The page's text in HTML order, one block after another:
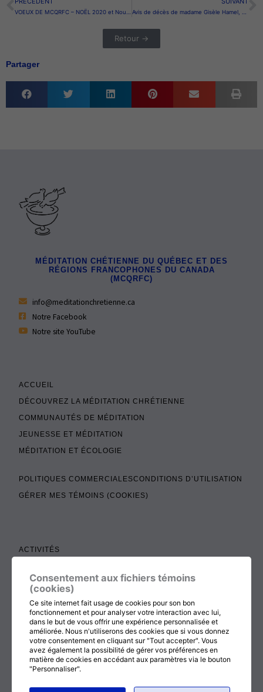
Précédent VOEUX DE MCQRFC – NOËL 2020 et Nouvelle année 2021 Avis de décès de madame Gisèle Hamel, méditante de Québec
Retour →
Partager
MÉDITATION CHÉTIENNE DU QUÉBEC ET DES
RÉGIONS FRANCOPHONES DU CANADA
(MCQRFC)
info@meditationchretienne.ca
Notre Facebook
Notre site YouTube
ACCUEIL
DÉCOUVREZ LA MÉDITATION CHRÉTIENNE
COMMUNAUTÉS DE MÉDITATION
JEUNESSE ET MÉDITATION
MÉDITATION ET ÉCOLOGIE
POLITIQUES COMMERCIALESCONDITIONS D’UTILISATION
GÉRER MES TÉMOINS (COOKIES)
ACTIVITÉS
ADMINISTRATION
BOUTIQUE
COTISATION, RENOUVELLEMENT ET ÉCHOS
DON
CONTACTEZ-NOUS
Consentement aux fichiers témoins
(cookies)
Ce site internet fait usage de cookies pour son bon
fonctionnement et pour analyser votre interaction avec lui,
dans le but de vous offrir une expérience personnalisée et
améliorée. Nous n'utiliserons des cookies que si vous donnez
votre consentement en cliquant sur "Tout accepter". Vous
avez également la possibilité de gérer vos préférences en
matière de cookies en accédant aux paramètres via le bouton
"Personnaliser".